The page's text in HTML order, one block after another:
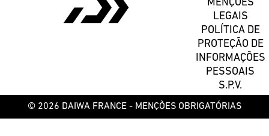
MENÇÕES
LEGAIS
POLÍTICA DE
PROTEÇÃO DE
INFORMAÇÕES
PESSOAIS
S.P.V.
© 2026 DAIWA FRANCE - MENÇÕES OBRIGATÓRIAS